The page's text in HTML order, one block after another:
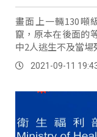
畫面上一輛130噸
竄，原本在後面的
中2人逃生不及當場
2021-09-11